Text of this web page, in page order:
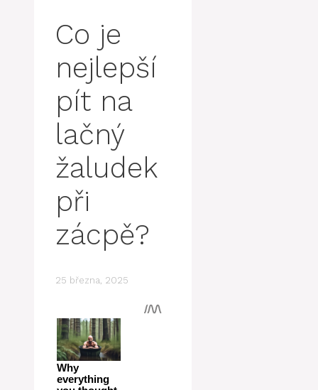
Co je
nejlepší
pít na
lačný
žaludek
při
zácpě?
25 března, 2025